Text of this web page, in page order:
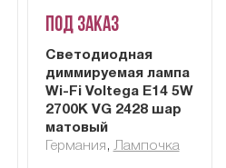
Под заказ
Светодиодная
диммируемая лампа
Wi-Fi Voltega E14 5W
2700K VG 2428 шар
матовый
Германия , Лампочка